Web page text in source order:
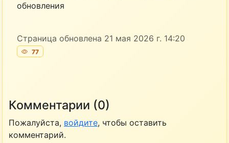
обновления
Страница обновлена 21 мая 2026 г. 14:20
77
Комментарии (0)
Пожалуйста, войдите, чтобы оставить
комментарий.